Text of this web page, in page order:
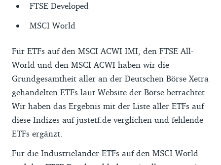
FTSE Developed
MSCI World
Für ETFs auf den MSCI ACWI IMI, den FTSE All-
World und den MSCI ACWI haben wir die
Grundgesamtheit aller an der Deutschen Börse Xetra
gehandelten ETFs laut Website der Börse betrachtet.
Wir haben das Ergebnis mit der Liste aller ETFs auf
diese Indizes auf justetf.de verglichen und fehlende
ETFs ergänzt.
Für die Industrieländer-ETFs auf den MSCI World